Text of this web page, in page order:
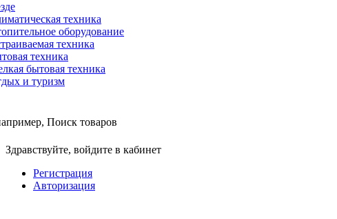
техника
оборудование
техника
техника
бытовая техника
и туризм
Поиск товаров
Здравствуйте, войдите в кабинет
Регистрация
Авторизация